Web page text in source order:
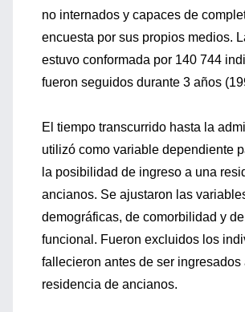
no internados y capaces de
encuesta por sus propios medios.
estuvo conformada por 140 744
fueron seguidos durante 3 años
El tiempo transcurrido hasta la
utilizó como variable dependiente
la posibilidad de ingreso a una
ancianos. Se ajustaron las
demográficas, de comorbilidad y
funcional. Fueron excluidos los
fallecieron antes de ser ingresados
residencia de ancianos.